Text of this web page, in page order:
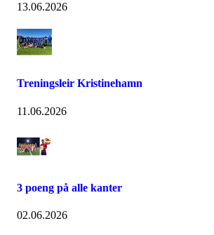
13.06.2026
Treningsleir Kristinehamn
11.06.2026
3 poeng på alle kanter
02.06.2026